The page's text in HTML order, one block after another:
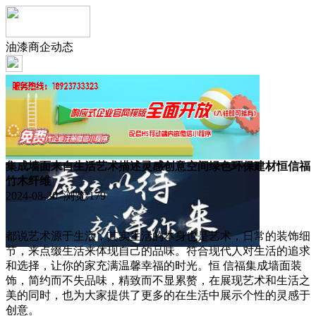
油漆商企动态
集成墙面来自生活艺术描述灵感创意空间绿色环保建材恒信福
竹木纤维
2024-08-30 浏览:179
都说艺术源于生活，其实生活的本身也是艺术，日常的装饰细
节，来点缀生活来体现自己的品味。符合现代人对生活的追求
和选择，让你的家充满温馨幸福的时光。恒 信福集成墙面装
饰，简约而不失品味，精致而不显累赘，在展现艺术和生活之
美的同时，也为大家提供了更多的在生活中展示个性的灵感于
创意。